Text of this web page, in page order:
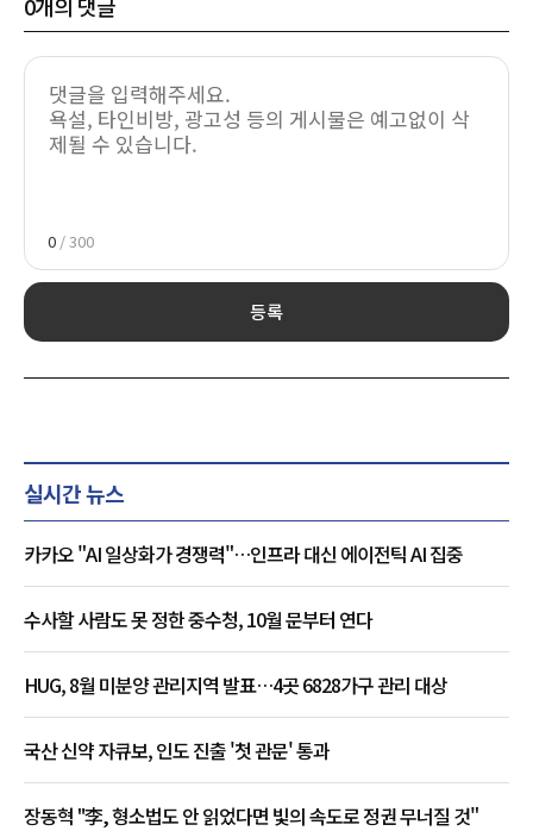
0 / 300
등록
실시간 뉴스
카카오 "AI 일상화가 경쟁력"…인프라 대신 에이전틱 AI 집중
수사할 사람도 못 정한 중수청, 10월 문부터 연다
HUG, 8월 미분양 관리지역 발표…4곳 6828가구 관리 대상
국산 신약 자큐보, 인도 진출 '첫 관문' 통과
장동혁 "李, 형소법도 안 읽었다면 빛의 속도로 정권 무너질 것"